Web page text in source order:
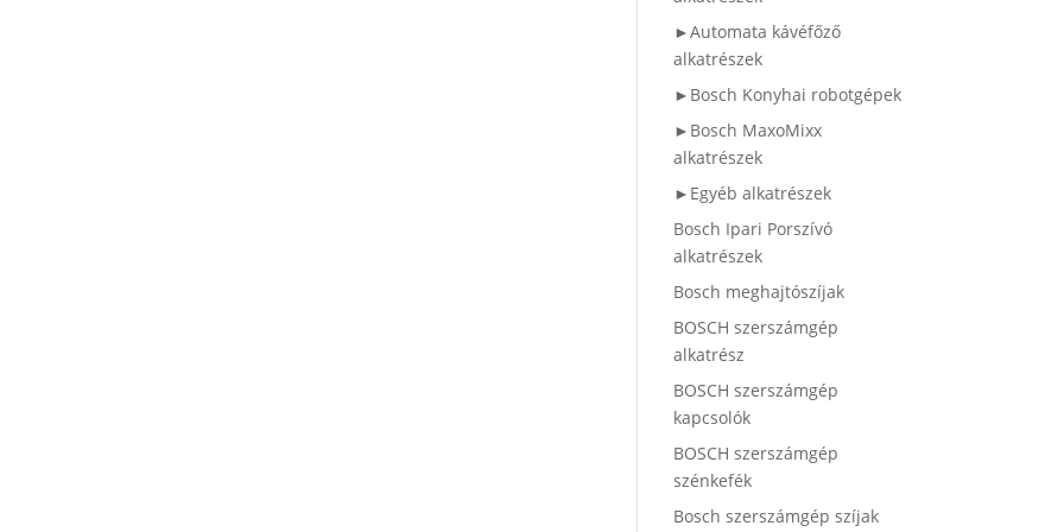
►Automata kávéfőző
alkatrészek
►Bosch Konyhai robotgépek
►Bosch MaxoMixx
alkatrészek
►Egyéb alkatrészek
Bosch Ipari Porszívó
alkatrészek
Bosch meghajtószíjak
BOSCH szerszámgép
alkatrész
BOSCH szerszámgép
kapcsolók
BOSCH szerszámgép
szénkefék
Bosch szerszámgép szíjak